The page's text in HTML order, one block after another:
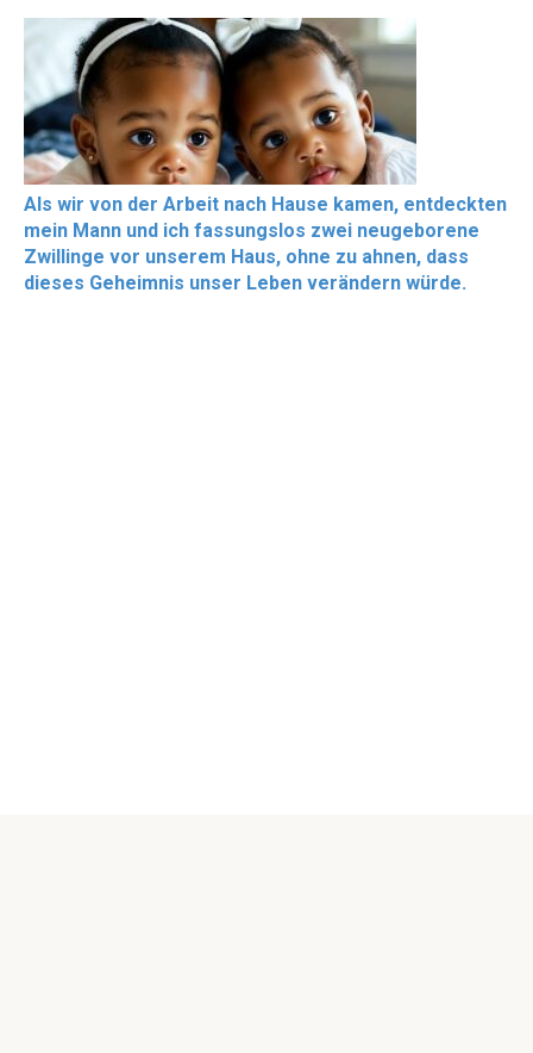
Als wir von der Arbeit nach Hause kamen, entdeckten
mein Mann und ich fassungslos zwei neugeborene
Zwillinge vor unserem Haus, ohne zu ahnen, dass
dieses Geheimnis unser Leben verändern würde.